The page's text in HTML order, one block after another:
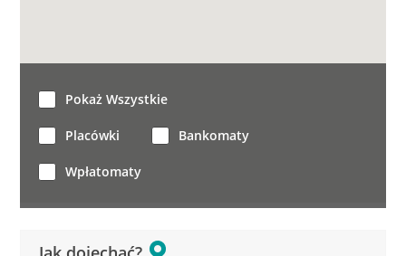
Pokaż Wszystkie
Placówki Bankomaty
Wpłatomaty